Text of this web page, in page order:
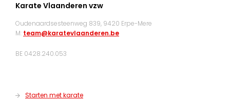
Karate Vlaanderen vzw
Oudenaardsesteenweg 839, 9420 Erpe-Mere
M: team@karatevlaanderen.be
BE 0428.240.053
Starten met karate